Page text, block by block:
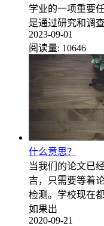
学业的一项重要
是通过研究和调
2023-09-01
阅读量: 10646
什么意思？
当我们的论文已
吉，只需要等着
检测。学校现在
如果出
2020-09-21